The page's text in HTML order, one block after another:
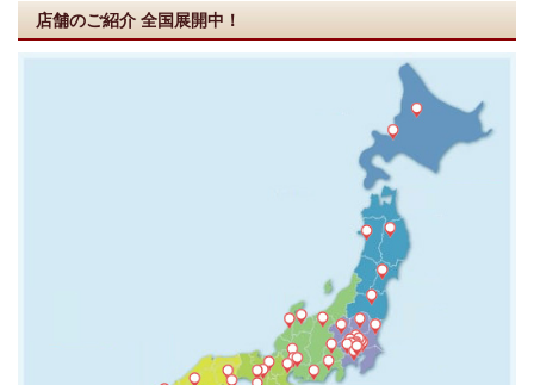
店舗のご紹介 全国展開中！